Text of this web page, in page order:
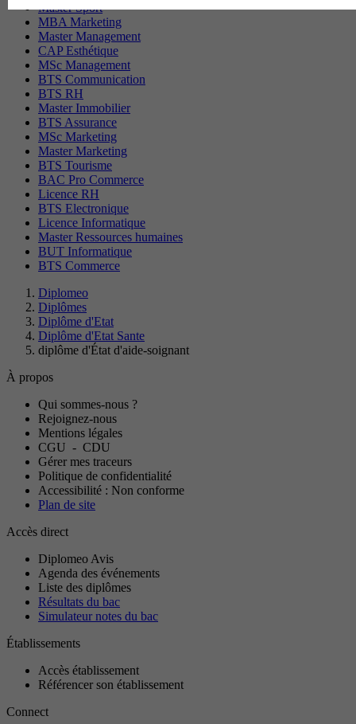
Master Sport
MBA Marketing
Master Management
CAP Esthétique
MSc Management
BTS Communication
BTS RH
Master Immobilier
BTS Assurance
MSc Marketing
Master Marketing
BTS Tourisme
BAC Pro Commerce
Licence RH
BTS Electronique
Licence Informatique
Master Ressources humaines
BUT Informatique
BTS Commerce
Diplomeo
Diplômes
Diplôme d'Etat
Diplôme d'Etat Sante
diplôme d'État d'aide-soignant
À propos
Qui sommes-nous ?
Rejoignez-nous
Mentions légales
CGU - CDU
Gérer mes traceurs
Politique de confidentialité
Accessibilité : Non conforme
Plan de site
Accès direct
Diplomeo Avis
Agenda des événements
Liste des diplômes
Résultats du bac
Simulateur notes du bac
Établissements
Accès établissement
Référencer son établissement
Connect